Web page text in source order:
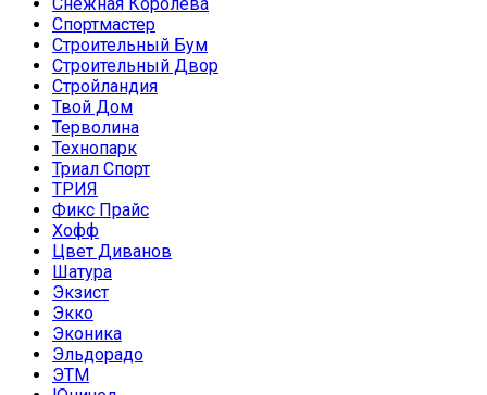
Спортмастер
Строительный Бум
Строительный Двор
Стройландия
Твой Дом
Терволина
Технопарк
Триал Спорт
ТРИЯ
Фикс Прайс
Хофф
Цвет Диванов
Шатура
Экзист
Экко
Эконика
Эльдорадо
ЭТМ